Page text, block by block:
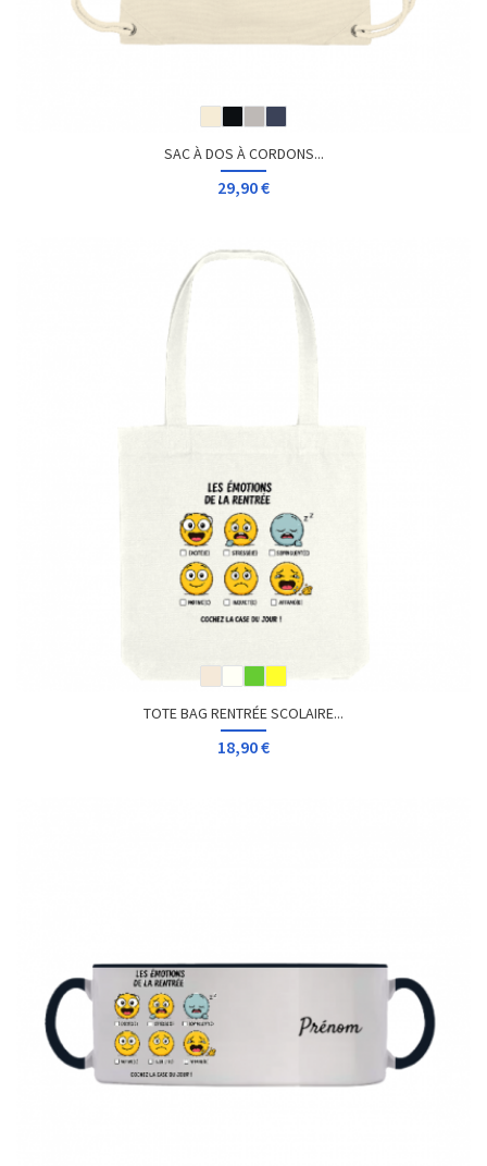
SAC À DOS À CORDONS...
29,90 €
TOTE BAG RENTRÉE SCOLAIRE...
18,90 €